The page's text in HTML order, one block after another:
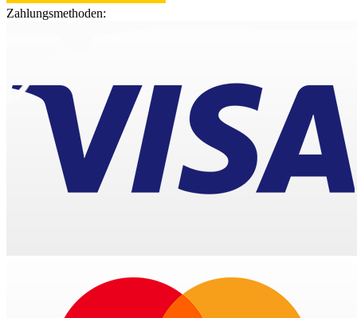
Zahlungsmethoden: